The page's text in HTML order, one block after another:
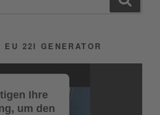
EU 22I GENERATOR
Ihre
um den